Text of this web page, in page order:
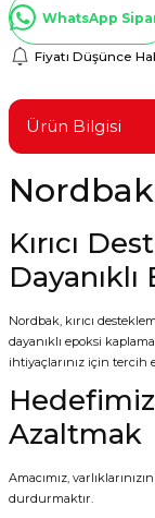
WhatsApp
Fiyatı Düşünce
Ürün Bilgisi
Kırıcı
Nordbak, kırıcı
dayanıklı epoksi
ihtiyaçlarınız için tercih
Azaltmak
Amacımız,
durdurmaktır.